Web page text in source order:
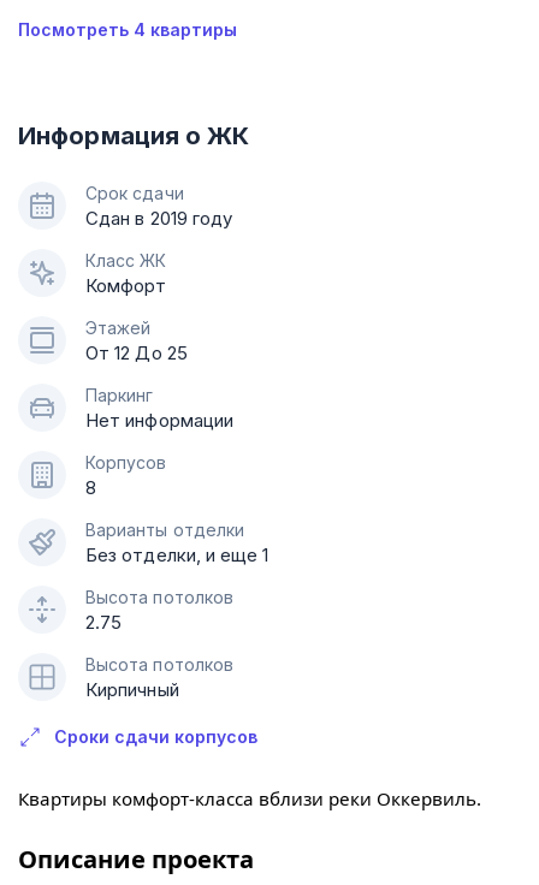
Посмотреть 4 квартиры
Информация о ЖК
Срок сдачи
Сдан в 2019 году
Класс ЖК
Комфорт
Этажей
От 12 До 25
Паркинг
Нет информации
Корпусов
8
Варианты отделки
Без отделки, и еще 1
Высота потолков
2.75
Высота потолков
Кирпичный
Сроки сдачи корпусов
Квартиры комфорт-класса вблизи реки Оккервиль.
Описание проекта